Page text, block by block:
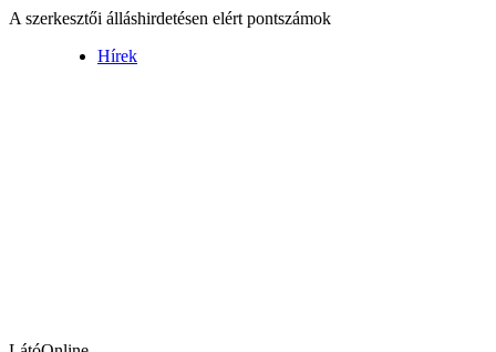
A szerkesztői álláshirdetésen elért pontszámok
Hírek